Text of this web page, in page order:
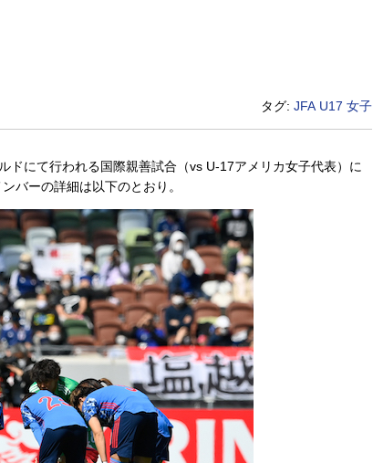
タグ: JFA U17 女子
ドにて行われる国際親善試合（vs U-17アメリカ女子代表）に
バーの詳細は以下のとおり。